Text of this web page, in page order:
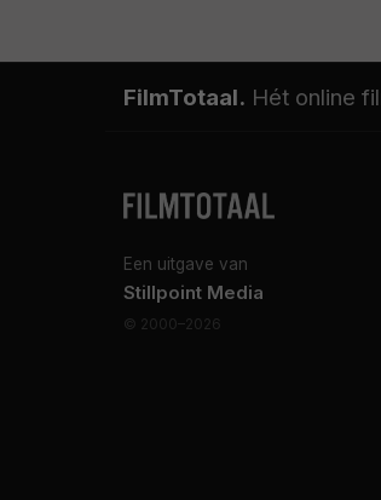
FilmTotaal. Hét online
Een uitgave van
Stillpoint Media
© 2000–2026